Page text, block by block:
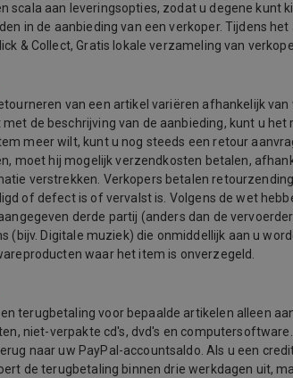
scala aan leveringsopties, zodat u degene kunt
in de aanbieding van een verkoper. Tijdens
& Collect, Gratis lokale verzameling van
van een artikel variëren afhankelijk
de beschrijving van de aanbieding, kunt u
meer wilt, kunt u nog steeds een retour
moet hij mogelijk verzendkosten betalen,
verstrekken. Verkopers betalen
of defect is of vervalst is. Volgens de wet
derde partij (anders dan de
(bijv. Digitale muziek) die onmiddellijk aan u
waar het item is onverzegeld.
terugbetaling voor bepaalde artikelen alleen
niet-verpakte cd's, dvd's en
naar uw PayPal-accountsaldo. Als u een
de terugbetaling binnen drie werkdagen uit,